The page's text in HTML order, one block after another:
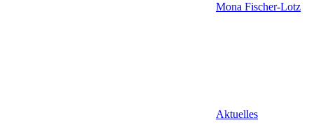
Mona Fischer-Lotz
Aktuelles